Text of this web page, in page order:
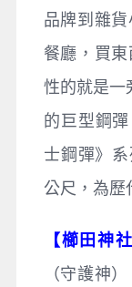
品牌到雜
餐廳，買
性的就是一
的巨型鋼
士鋼彈》
公尺，為歷
【櫛田神社
（守護神